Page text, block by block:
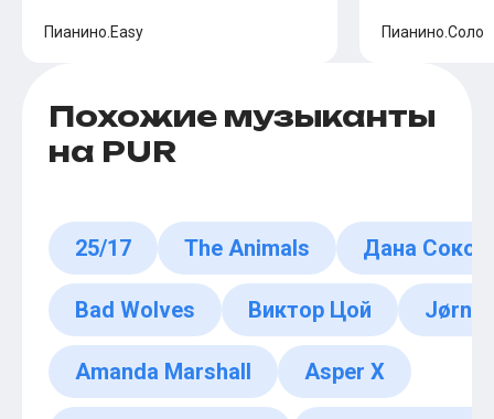
Пианино.Easy Пианино.Соло
Похожие музыканты
на PUR
25/17 The Animals Дана
Bad Wolves Виктор Цой Jørn
Amanda Marshall Asper X